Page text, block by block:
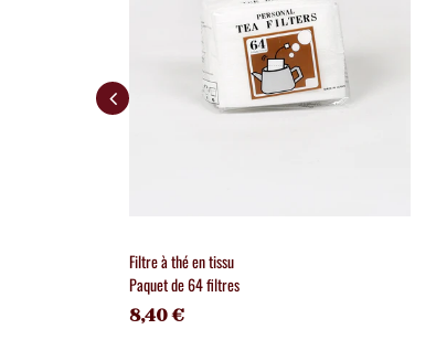
Filtre à thé en tissu
Paquet de 64 filtres
8,40 €